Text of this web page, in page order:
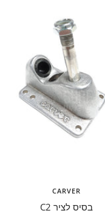
CARVER
בסיס לציר C2